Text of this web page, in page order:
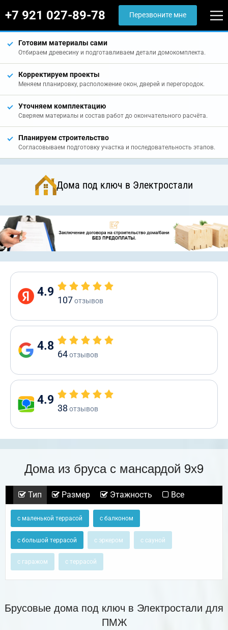
+7 921 027-89-78 Перезвоните мне
Готовим материалы сами
Отбираем древесину и подготавливаем детали домокомплекта.
Корректируем проекты
Меняем планировку, расположение окон, дверей и перегородок.
Уточняем комплектацию
Сверяем материалы и состав работ до окончательного расчёта.
Планируем строительство
Согласовываем подготовку участка и последовательность этапов.
Дома под ключ в Электростали
4.9
107отзывов
4.8
64отзывов
4.9
38 отзывов
Дома из бруса с мансардой 9х9
Тип Размер Этажность Все
с маленькой террасой с балконом
с большой террасой с эркером с сауной
с гаражом с террасой
Брусовые дома под ключ в Электростали для
ПМЖ